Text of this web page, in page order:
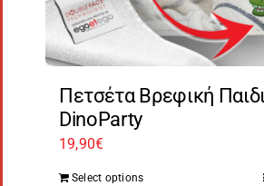
Πετσέτα Βρεφική
DinoParty
19,90€
Select options